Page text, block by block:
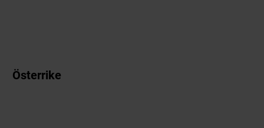
Österrike